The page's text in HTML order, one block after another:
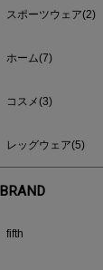
スポーツウェア(2)
ホーム(7)
コスメ(3)
レッグウェア(5)
BRAND
fifth